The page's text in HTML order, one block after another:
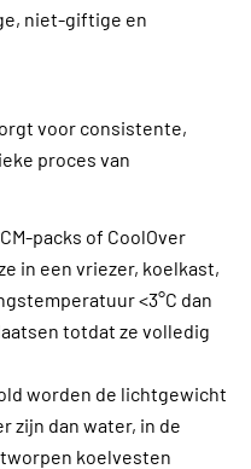
niet-giftige en
voor consistente,
proces van
packs of CoolOver
in een vriezer, koelkast,
<3°C dan
totdat ze volledig
worden de lichtgewicht
zijn dan water, in de
koelvesten